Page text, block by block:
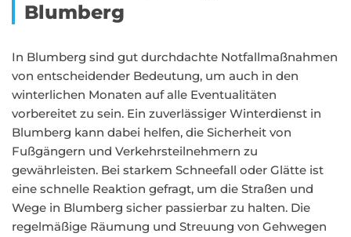
Blumberg
In Blumberg sind gut durchdachte Notfallmaßnahmen
von entscheidender Bedeutung, um auch in den
winterlichen Monaten auf alle Eventualitäten
vorbereitet zu sein. Ein zuverlässiger Winterdienst in
Blumberg kann dabei helfen, die Sicherheit von
Fußgängern und Verkehrsteilnehmern zu
gewährleisten. Bei starkem Schneefall oder Glätte ist
eine schnelle Reaktion gefragt, um die Straßen und
Wege in Blumberg sicher passierbar zu halten. Die
regelmäßige Räumung und Streuung von Gehwegen